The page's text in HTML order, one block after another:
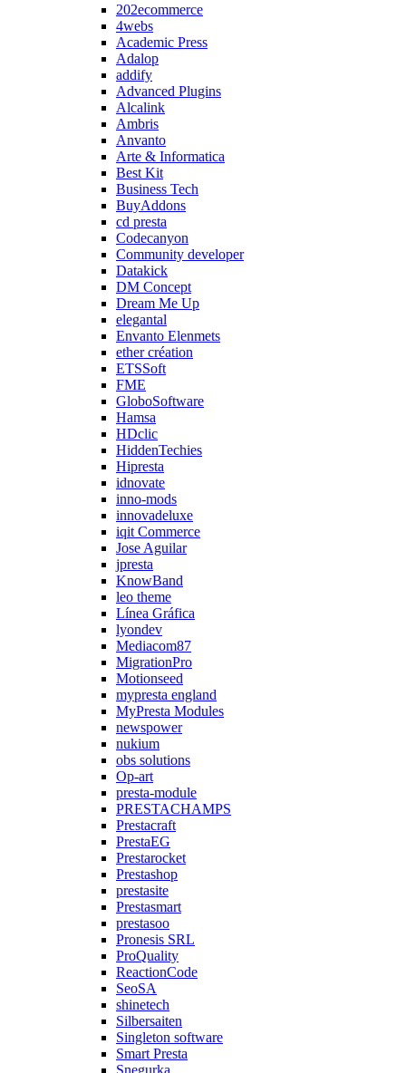
202ecommerce
4webs
Academic Press
Adalop
addify
Advanced Plugins
Alcalink
Ambris
Anvanto
Arte & Informatica
Best Kit
Business Tech
BuyAddons
cd presta
Codecanyon
Community developer
Datakick
DM Concept
Dream Me Up
elegantal
Envanto Elenmets
ether création
ETSSoft
FME
GloboSoftware
Hamsa
HDclic
HiddenTechies
Hipresta
idnovate
inno-mods
innovadeluxe
iqit Commerce
Jose Aguilar
jpresta
KnowBand
leo theme
Línea Gráfica
lyondev
Mediacom87
MigrationPro
Motionseed
mypresta england
MyPresta Modules
newspower
nukium
obs solutions
Op-art
presta-module
PRESTACHAMPS
Prestacraft
PrestaEG
Prestarocket
Prestashop
prestasite
Prestasmart
prestasoo
Pronesis SRL
ProQuality
ReactionCode
SeoSA
shinetech
Silbersaiten
Singleton software
Smart Presta
Snegurka